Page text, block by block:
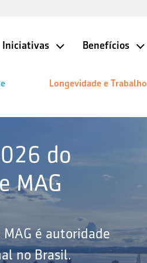
Iniciativas Benefícios
Longevidade e Trabalho
do
MAG
é autoridade
no Brasil.